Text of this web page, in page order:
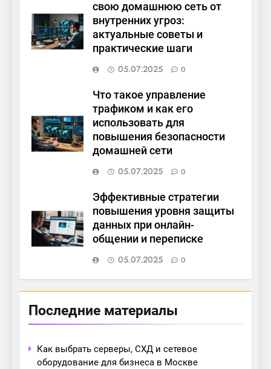
свою домашнюю сеть от
внутренних угроз:
актуальные советы и
практические шаги
05.07.2025
0
Что такое управление
трафиком и как его
использовать для
повышения безопасности
домашней сети
05.07.2025
0
Эффективные стратегии
повышения уровня защиты
данных при онлайн-
общении и переписке
05.07.2025
0
Последние материалы
Как выбрать серверы, СХД и сетевое
оборудование для бизнеса в Москве